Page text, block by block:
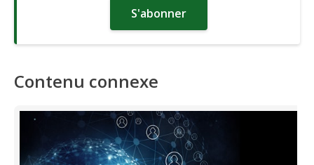
S'abonner
Contenu connexe